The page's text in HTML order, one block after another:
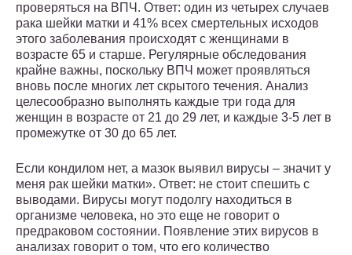
проверяться на ВПЧ. Ответ: один из четырех случаев
рака шейки матки и 41% всех смертельных исходов
этого заболевания происходят с женщинами в
возрасте 65 и старше. Регулярные обследования
крайне важны, поскольку ВПЧ может проявляться
вновь после многих лет скрытого течения. Анализ
целесообразно выполнять каждые три года для
женщин в возрасте от 21 до 29 лет, и каждые 3-5 лет в
промежутке от 30 до 65 лет.
Если кондилом нет, а мазок выявил вирусы – значит у
меня рак шейки матки». Ответ: не стоит спешить с
выводами. Вирусы могут подолгу находиться в
организме человека, но это еще не говорит о
предраковом состоянии. Появление этих вирусов в
анализах говорит о том, что его количество